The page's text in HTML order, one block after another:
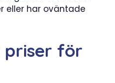
eller har oväntade
priser för